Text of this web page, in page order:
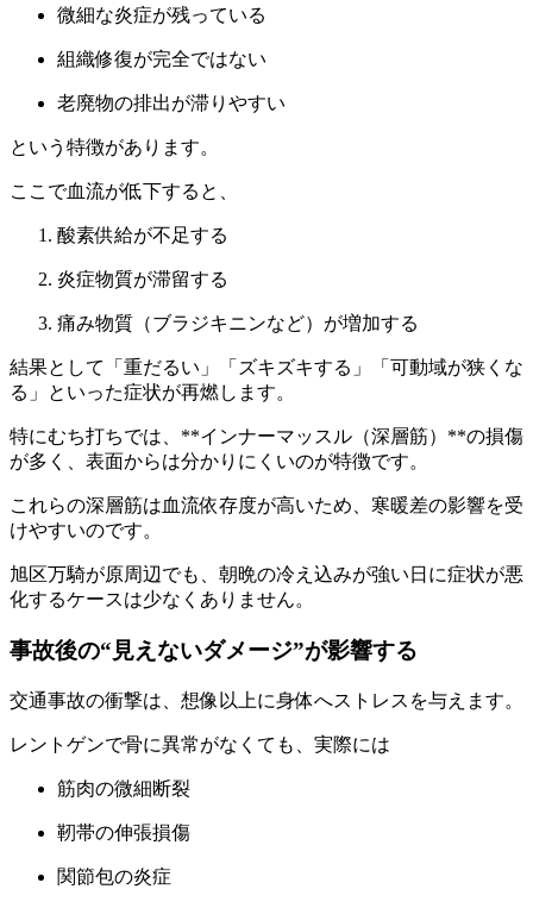
微細な炎症が残っている
組織修復が完全ではない
老廃物の排出が滞りやすい
という特徴があります。
ここで血流が低下すると、
酸素供給が不足する
炎症物質が滞留する
痛み物質（ブラジキニンなど）が増加する
結果として「重だるい」「ズキズキする」「可動域が狭くな
る」といった症状が再燃します。
特にむち打ちでは、**インナーマッスル（深層筋）**の損傷
が多く、表面からは分かりにくいのが特徴です。
これらの深層筋は血流依存度が高いため、寒暖差の影響を受
けやすいのです。
旭区万騎が原周辺でも、朝晩の冷え込みが強い日に症状が悪
化するケースは少なくありません。
事故後の“見えないダメージ”が影響する
交通事故の衝撃は、想像以上に身体へストレスを与えます。
レントゲンで骨に異常がなくても、実際には
筋肉の微細断裂
靭帯の伸張損傷
関節包の炎症